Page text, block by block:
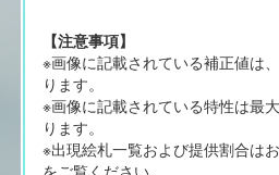
【注意事項】
※画像に記載されている補正値は
ります。
※画像に記載されている特性は最
ります。
※出現絵札一覧および提供割合は